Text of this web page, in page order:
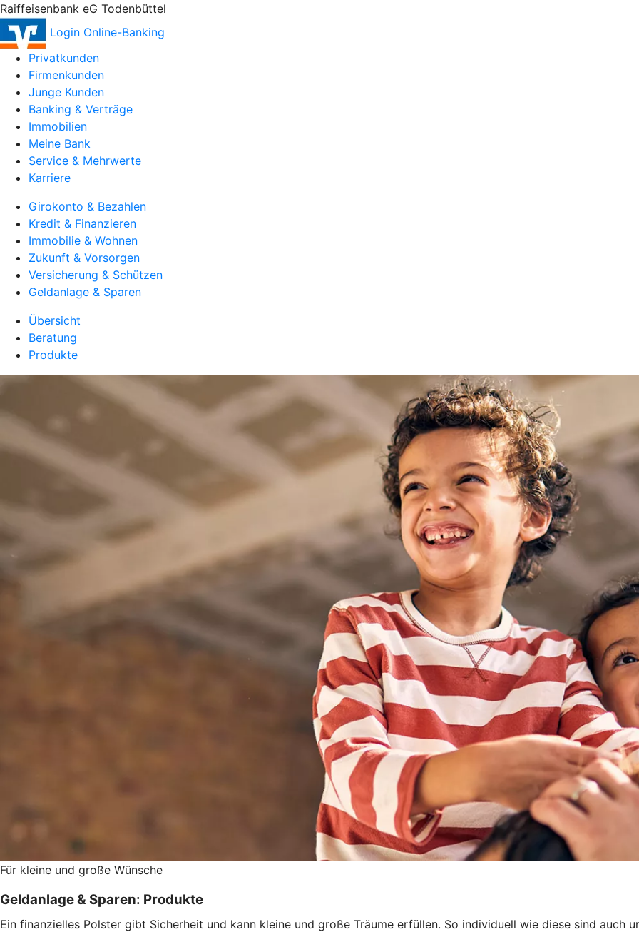
Raiffeisenbank eG Todenbüttel
Login Online-Banking
Privatkunden
Firmenkunden
Junge Kunden
Banking & Verträge
Immobilien
Meine Bank
Service & Mehrwerte
Karriere
Girokonto & Bezahlen
Kredit & Finanzieren
Immobilie & Wohnen
Zukunft & Vorsorgen
Versicherung & Schützen
Geldanlage & Sparen
Übersicht
Beratung
Produkte
Für kleine und große Wünsche
Geldanlage & Sparen: Produkte
Ein finanzielles Polster gibt Sicherheit und kann kleine und große Träume erfüllen. So individuell wie diese sind auch